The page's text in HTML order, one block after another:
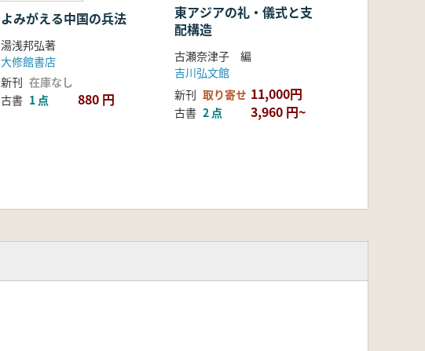
よみがえる中国の兵法
湯浅邦弘著
大修館書店
新刊 在庫なし
古書 1 点 880 円
東アジアの礼・儀式と支
配構造
古瀬奈津子 編
吉川弘文館
新刊 取り寄せ 11,000円
古書 2 点 3,960 円~